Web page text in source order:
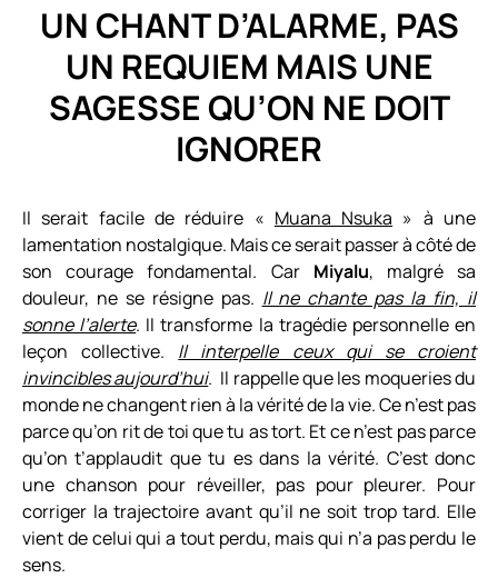
UN CHANT D’ALARME, PAS
UN REQUIEM MAIS UNE
SAGESSE QU’ON NE DOIT
IGNORER
Il serait facile de réduire « Muana Nsuka » à une
lamentation nostalgique. Mais ce serait passer à côté de
son courage fondamental. Car Miyalu, malgré sa
douleur, ne se résigne pas. Il ne chante pas la fin, il
sonne l’alerte. Il transforme la tragédie personnelle en
leçon collective. Il interpelle ceux qui se croient
invincibles aujourd’hui. Il rappelle que les moqueries du
monde ne changent rien à la vérité de la vie. Ce n’est pas
parce qu’on rit de toi que tu as tort. Et ce n’est pas parce
qu’on t’applaudit que tu es dans la vérité. C’est donc
une chanson pour réveiller, pas pour pleurer. Pour
corriger la trajectoire avant qu’il ne soit trop tard. Elle
vient de celui qui a tout perdu, mais qui n’a pas perdu le
sens.